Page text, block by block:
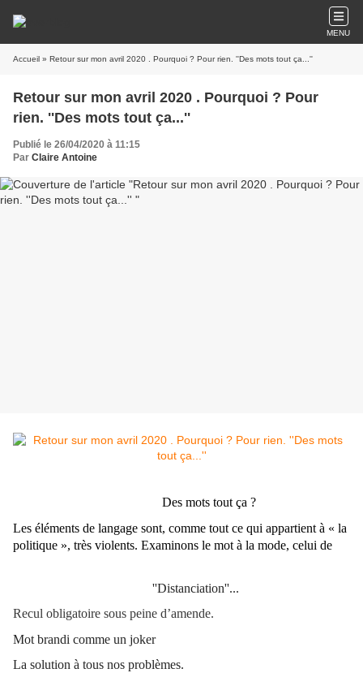
MENU
Accueil » Retour sur mon avril 2020 . Pourquoi ? Pour rien. ''Des mots tout ça...''
Retour sur mon avril 2020 . Pourquoi ? Pour
rien. ''Des mots tout ça...''
Publié le 26/04/2020 à 11:15
Par Claire Antoine
Des mots tout ça ?
Les éléments de langage sont, comme tout ce qui appartient à « la
politique », très violents. Examinons le mot à la mode, celui de
''Distanciation''...
Recul obligatoire sous peine d’amende.
Mot brandi comme un joker
La solution à tous nos problèmes.